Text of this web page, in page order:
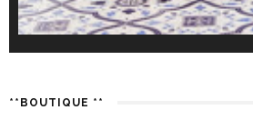
**BOUTIQUE **